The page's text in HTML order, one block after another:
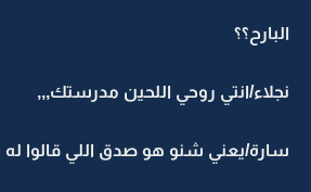
البارح؟؟
نجلاء/انتي روحي اللحين مدرستك,,,
سارة/يعني شنو هو صدق اللي قالوا